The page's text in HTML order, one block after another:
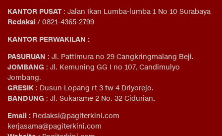
KANTOR PUSAT: Jalan Ikan Lumba-lumba 1 No 10 Surabaya
Redaksi / 0821-4365-2799
KANTOR PERWAKILAN :
PASURUAN : Jl. Pattimura no 29 Cangkringmalang Beji.
JOMBANG : Jl. Kemuning GG I no 107, Candimulyo
Jombang.
GRESIK : Dusun Lopang rt 3 tw 4 Driyorejo.
BANDUNG : Jl. Sukarame 2 No. 32 Cidurian.
Email : Redaksi@pagiterkini.com
kerjasama@pagiterkini.com